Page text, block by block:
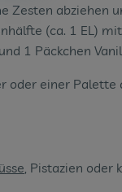
Zesten abziehen
(ca. 1 EL)
1 Päckchen
oder einer Palette
, Pistazien